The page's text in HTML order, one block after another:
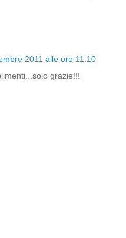
2011 alle ore 11:10
grazie!!!